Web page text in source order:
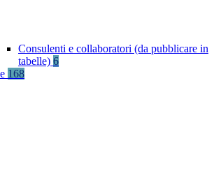
Consulenti e collaboratori (da pubblicare in
tabelle) 6
168